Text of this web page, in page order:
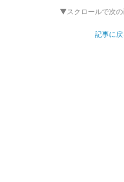
▼スクロールで次
記事に戻